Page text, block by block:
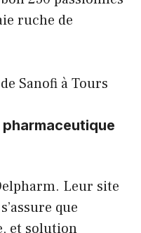
ruche de
Sanofi à Tours
Leur site
que
et solution